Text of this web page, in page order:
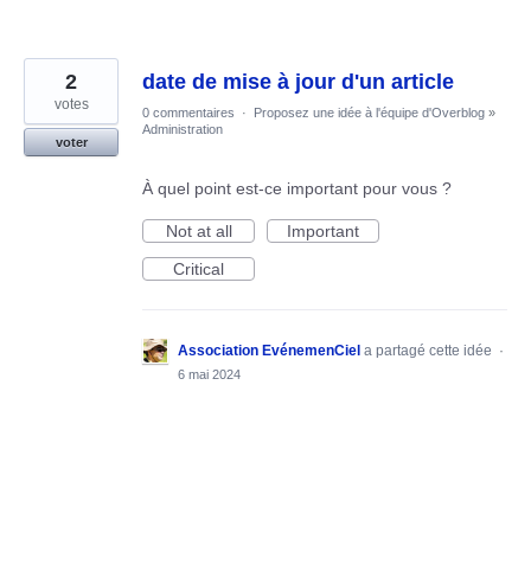
date de mise à jour d'un article
2
votes
voter
0 commentaires · Proposez une idée à l'équipe d'Overblog »
Administration
À quel point est-ce important pour vous ?
Not at all
Important
Critical
Association EvénemenCiel a partagé cette idée ·
6 mai 2024